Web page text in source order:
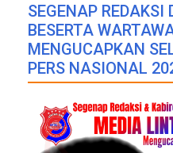
SEGENAP REDAKSI
BESERTA
MENGUCAPKAN
PERS NASIONAL